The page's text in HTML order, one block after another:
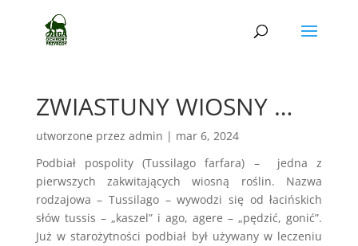
ZWIASTUNY WIOSNY …
utworzone przez admin | mar 6, 2024
Podbiał pospolity (Tussilago farfara) – jedna z
pierwszych zakwitających wiosną roślin. Nazwa
rodzajowa – Tussilago – wywodzi się od łacińskich
słów tussis – „kaszel” i ago, agere – „pędzić, gonić”.
Już w starożytności podbiał był używany w leczeniu